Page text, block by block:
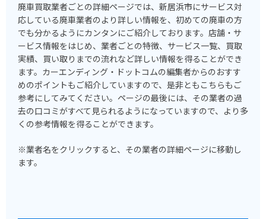
廃車買取業者ごとの詳細ページでは、新居浜市にサービス対
応している廃車業者のより詳しい情報を、初めての廃車の方
でも分かるようにカンタンにご紹介しております。店舗・サ
ービス情報をはじめ、業者ごとの特徴、サービス一覧、買取
実績、買い取りまでの流れなど詳しい情報を得ることができ
ます。カーエンディング・ドットコムの編集者からのおすす
めのポイントもご紹介していますので、是非ともこちらもご
参考にしてみてください。ページの最後には、その業者の過
去の口コミがすべて見られるようになっていますので、より多
くの参考情報を得ることができます。
※業者名をクリックすると、その業者の詳細ページに移動し
ます。